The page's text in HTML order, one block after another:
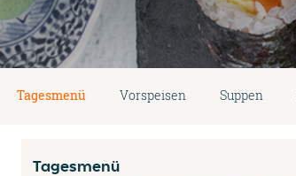
Tagesmenü Vorspeisen Suppen
Tagesmenü